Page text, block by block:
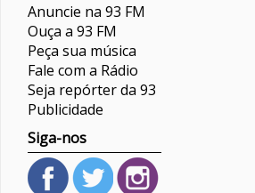
Anuncie na 93 FM
Ouça a 93 FM
Peça sua música
Fale com a Rádio
Seja repórter da 93
Publicidade
Siga-nos